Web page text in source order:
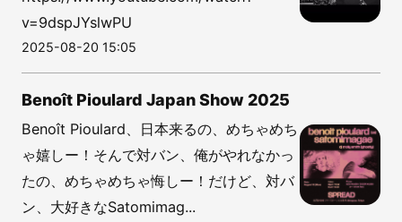
v=9dspJYslwPU
2025-08-20 15:05
Benoît Pioulard Japan Show 2025
Benoît Pioulard、日本来るの、めちゃめち
ゃ嬉しー！そんで対バン、俺がやれなかっ
たの、めちゃめちゃ悔しー！だけど、対バ
ン、大好きなSatomimag...